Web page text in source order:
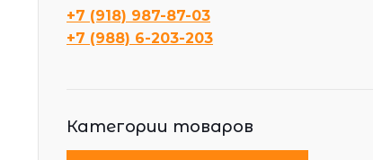
+7 (918) 987-87-03
+7 (988) 6-203-203
Категории товаров